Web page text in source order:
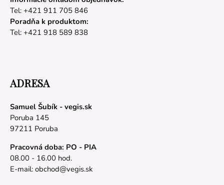
Tel: +421 911 705 846
Poradňa k produktom:
Tel: +421 918 589 838
ADRESA
Samuel Šubík - vegis.sk
Poruba 145
97211 Poruba
Pracovná doba: PO - PIA
08.00 - 16.00 hod.
E-mail: obchod@vegis.sk